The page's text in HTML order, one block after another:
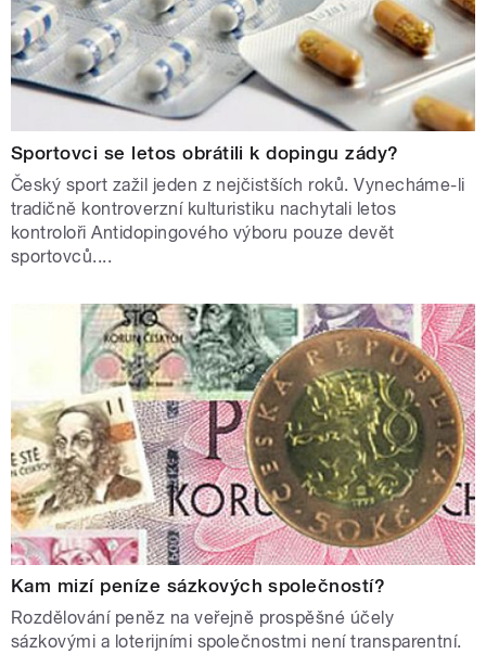
Sportovci se letos obrátili k dopingu zády?
Český sport zažil jeden z nejčistších roků. Vynecháme-li
tradičně kontroverzní kulturistiku nachytali letos
kontroloři Antidopingového výboru pouze devět
sportovců....
Kam mizí peníze sázkových společností?
Rozdělování peněz na veřejně prospěšné účely
sázkovými a loterijními společnostmi není transparentní.